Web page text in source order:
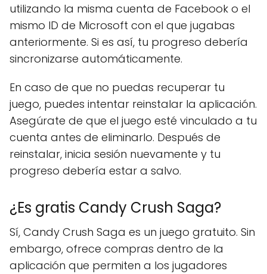
utilizando la misma cuenta de Facebook o el
mismo ID de Microsoft con el que jugabas
anteriormente. Si es así, tu progreso debería
sincronizarse automáticamente.
En caso de que no puedas recuperar tu
juego, puedes intentar reinstalar la aplicación.
Asegúrate de que el juego esté vinculado a tu
cuenta antes de eliminarlo. Después de
reinstalar, inicia sesión nuevamente y tu
progreso debería estar a salvo.
¿Es gratis Candy Crush Saga?
Sí, Candy Crush Saga es un juego gratuito. Sin
embargo, ofrece compras dentro de la
aplicación que permiten a los jugadores